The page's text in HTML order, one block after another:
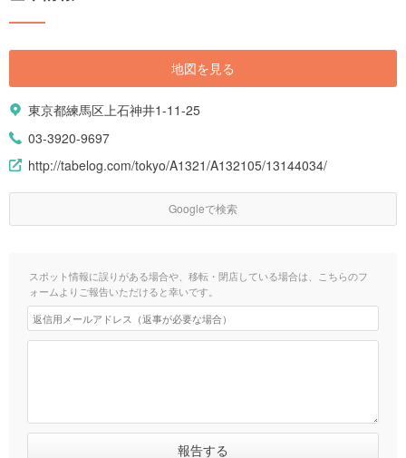
地図を見る
東京都練馬区上石神井1-11-25
03-3920-9697
http://tabelog.com/tokyo/A1321/A132105/13144034/
Googleで検索
スポット情報に誤りがある場合や、移転・閉店している場合は、こちらのフ
ォームよりご報告いただけると幸いです。